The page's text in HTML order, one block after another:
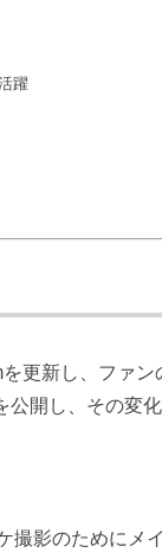
躍
更新し、ファ
開し、その変
撮影のためにメ